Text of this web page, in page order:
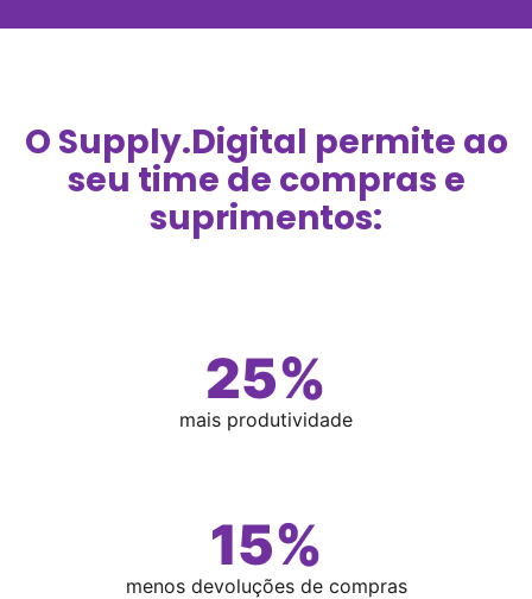
O Supply.Digital permite ao
seu time de compras e
suprimentos:
25%
mais produtividade
15%
menos devoluções de compras